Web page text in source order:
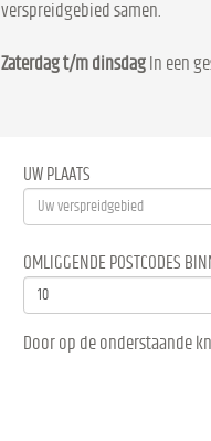
verspreidgebied samen.
Zaterdag t/m dinsdag In een
UW PLAATS
OMLIGGENDE POSTCODES
Door op de onderstaande